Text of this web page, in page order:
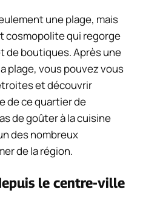
une plage, mais
cosmopolite qui regorge
de boutiques. Après une
plage, vous pouvez vous
et découvrir
de ce quartier de
de goûter à la cuisine
des nombreux
de la région.
le centre-ville